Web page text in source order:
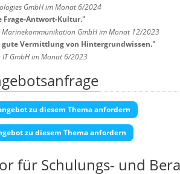
GmbH im Monat 6/2024
Frage-Antwort-Kultur."
Marinekommunikation GmbH im Monat 12/2023
gute Vermittlung von Hintergrundwissen."
GmbH im Monat 6/2023
zu diesem Thema anfordern
zu diesem Thema anfordern
für Schulungs- und